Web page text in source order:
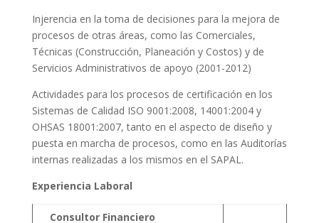
Injerencia en la toma de decisiones para la mejora de
procesos de otras áreas, como las Comerciales,
Técnicas (Construcción, Planeación y Costos) y de
Servicios Administrativos de apoyo (2001-2012)
Actividades para los procesos de certificación en los
Sistemas de Calidad ISO 9001:2008, 14001:2004 y
OHSAS 18001:2007, tanto en el aspecto de diseño y
puesta en marcha de procesos, como en las Auditorías
internas realizadas a los mismos en el SAPAL.
Experiencia Laboral
Consultor Financiero